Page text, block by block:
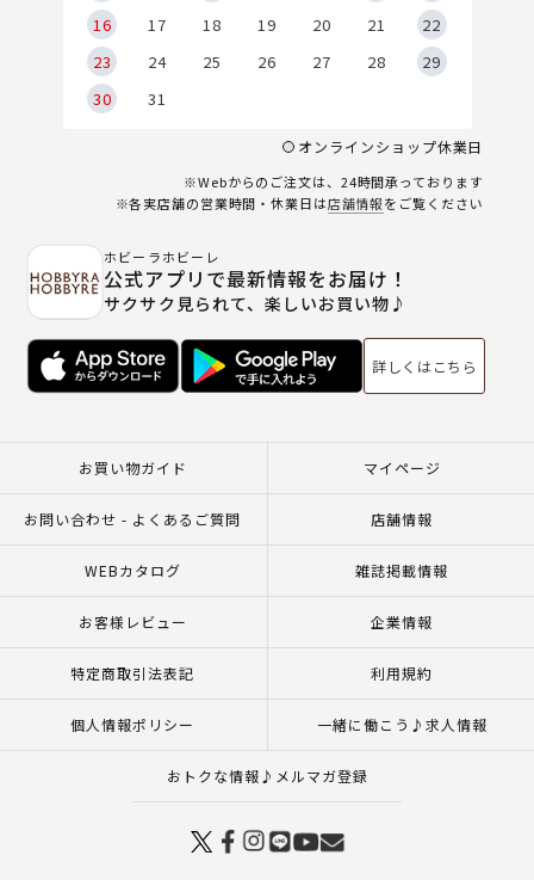
16
17 18 19 20 21
22
23
24 25 26 27 28
29
30
31
オンラインショップ休業日
※Webからのご注文は、24時間承っております
※各実店舗の営業時間・休業日は店舗情報をご覧ください
ホビーラホビーレ
公式アプリで最新情報をお届け！
サクサク見られて、楽しいお買い物♪
詳しくはこちら
お買い物ガイド マイページ
お問い合わせ - よくあるご質問 店舗情報
WEBカタログ 雑誌掲載情報
お客様レビュー 企業情報
特定商取引法表記 利用規約
個人情報ポリシー 一緒に働こう♪求人情報
おトクな情報♪メルマガ登録